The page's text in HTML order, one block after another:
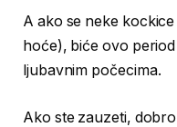
A ako se neke
hoće), biće ovo
ljubavnim počecima.
Ako ste zauzeti,